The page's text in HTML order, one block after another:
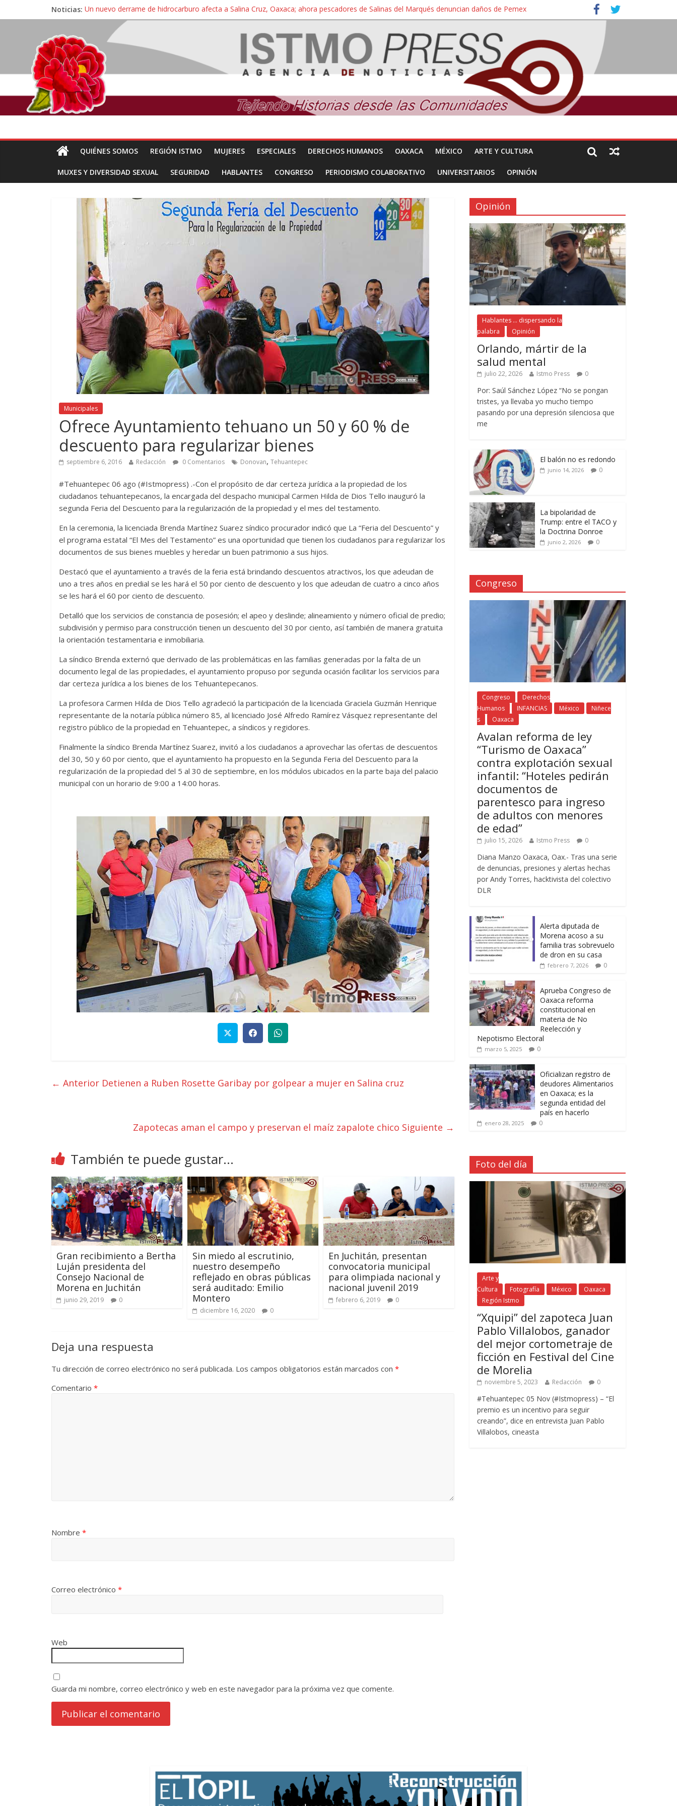
Noticias: Un nuevo derrame de hidrocarburo afecta a Salina Cruz, Oaxaca; ahora pescadores de Salinas del Marqués denuncian daños de Pemex
Ángel, el joven autista expulsado por la Universidad Bienestar de Ixtepec, Oaxaca vuelve a las aulas tras amparo
Familiares de periodista Alejandro Leyva se reúnen con titular de la SEGOB y exigen detener a los autores materiales e intelectuales de su asesinato
Alertan pescadores de Juchitán, Oaxaca de nuevo despojo de su territorio para construir un parque eólico
Pescadores y comuneros ikoots detienen la extracción ilegal de material pétreo de gravera Oyamel
QUIÉNES SOMOS REGIÓN ISTMO MUJERES ESPECIALES DERECHOS HUMANOS OAXACA MÉXICO ARTE Y CULTURA
MUXES Y DIVERSIDAD SEXUAL SEGURIDAD HABLANTES CONGRESO PERIODISMO COLABORATIVO UNIVERSITARIOS OPINIÓN
Municipales
Ofrece Ayuntamiento tehuano un 50 y 60 % de
descuento para regularizar bienes
septiembre 6, 2016 Redacción 0 Comentarios Donovan, Tehuantepec
#Tehuantepec 06 ago (#Istmopress) .-Con el propósito de dar certeza jurídica a la propiedad de los
ciudadanos tehuantepecanos, la encargada del despacho municipal Carmen Hilda de Dios Tello inauguró la
segunda Feria del Descuento para la regularización de la propiedad y el mes del testamento.
En la ceremonia, la licenciada Brenda Martínez Suarez síndico procurador indicó que La “Feria del Descuento” y
el programa estatal “El Mes del Testamento” es una oportunidad que tienen los ciudadanos para regularizar los
documentos de sus bienes muebles y heredar un buen patrimonio a sus hijos.
Destacó que el ayuntamiento a través de la feria está brindando descuentos atractivos, los que adeudan de
uno a tres años en predial se les hará el 50 por ciento de descuento y los que adeudan de cuatro a cinco años
se les hará el 60 por ciento de descuento.
Detalló que los servicios de constancia de posesión; el apeo y deslinde; alineamiento y número oficial de predio;
subdivisión y permiso para construcción tienen un descuento del 30 por ciento, así también de manera gratuita
la orientación testamentaria e inmobiliaria.
La síndico Brenda externó que derivado de las problemáticas en las familias generadas por la falta de un
documento legal de las propiedades, el ayuntamiento propuso por segunda ocasión facilitar los servicios para
dar certeza jurídica a los bienes de los Tehuantepecanos.
La profesora Carmen Hilda de Dios Tello agradeció la participación de la licenciada Graciela Guzmán Henrique
representante de la notaría pública número 85, al licenciado José Alfredo Ramírez Vásquez representante del
registro público de la propiedad en Tehuantepec, a síndicos y regidores.
Finalmente la síndico Brenda Martínez Suarez, invitó a los ciudadanos a aprovechar las ofertas de descuentos
del 30, 50 y 60 por ciento, que el ayuntamiento ha propuesto en la Segunda Feria del Descuento para la
regularización de la propiedad del 5 al 30 de septiembre, en los módulos ubicados en la parte baja del palacio
municipal con un horario de 9:00 a 14:00 horas.
← Anterior Detienen a Ruben Rosette Garibay por golpear a mujer en Salina cruz
Zapotecas aman el campo y preservan el maíz zapalote chico Siguiente →
También te puede gustar...
Gran recibimiento a Bertha
Luján presidenta del
Consejo Nacional de
Morena en Juchitán
junio 29, 2019 0
Sin miedo al escrutinio,
nuestro desempeño
reflejado en obras públicas
será auditado: Emilio
Montero
diciembre 16, 2020 0
En Juchitán, presentan
convocatoria municipal
para olimpiada nacional y
nacional juvenil 2019
febrero 6, 2019 0
Deja una respuesta
Tu dirección de correo electrónico no será publicada. Los campos obligatorios están marcados con *
Comentario *
Nombre *
Correo electrónico *
Web
Guarda mi nombre, correo electrónico y web en este navegador para la próxima vez que comente.
Opinión
Hablantes ... dispersando la
palabra
Opinión
Orlando, mártir de la
salud mental
julio 22, 2026 Istmo Press 0
Por: Saúl Sánchez López “No se pongan
tristes, ya llevaba yo mucho tiempo
pasando por una depresión silenciosa que
me
El balón no es redondo
junio 14, 2026 0
La bipolaridad de
Trump: entre el TACO y
la Doctrina Donroe
junio 2, 2026 0
Congreso
Congreso
Derechos
Humanos
INFANCIAS México
Niñece
s
Oaxaca
Avalan reforma de ley
“Turismo de Oaxaca”
contra explotación sexual
infantil: “Hoteles pedirán
documentos de
parentesco para ingreso
de adultos con menores
de edad”
julio 15, 2026 Istmo Press 0
Diana Manzo Oaxaca, Oax.- Tras una serie
de denuncias, presiones y alertas hechas
por Andy Torres, hacktivista del colectivo
DLR
Alerta diputada de
Morena acoso a su
familia tras sobrevuelo
de dron en su casa
febrero 7, 2026 0
Aprueba Congreso de
Oaxaca reforma
constitucional en
materia de No
Reelección y
Nepotismo Electoral
marzo 5, 2025 0
Oficializan registro de
deudores Alimentarios
en Oaxaca; es la
segunda entidad del
país en hacerlo
enero 28, 2025 0
Foto del día
Arte y
Cultura
Fotografía México
Oaxaca
Región Istmo
“Xquipi” del zapoteca Juan
Pablo Villalobos, ganador
del mejor cortometraje de
ficción en Festival del Cine
de Morelia
noviembre 5, 2023 Redacción 0
#Tehuantepec 05 Nov (#Istmopress) – “El
premio es un incentivo para seguir
creando”, dice en entrevista Juan Pablo
Villalobos, cineasta